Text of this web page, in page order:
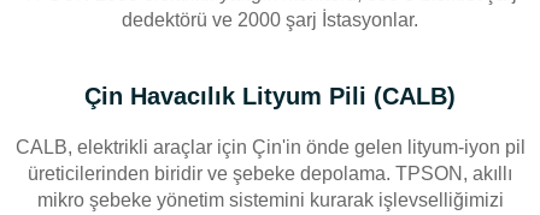
dedektörü ve 2000 şarj İstasyonlar.
Çin Havacılık Lityum Pili (CALB)
CALB, elektrikli araçlar için Çin'in önde gelen lityum-iyon pil
üreticilerinden biridir ve şebeke depolama. TPSON, akıllı
mikro şebeke yönetim sistemini kurarak işlevselliğimizi